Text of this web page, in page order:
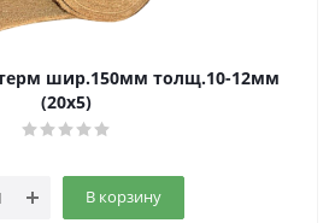
шир.150мм толщ.10-12мм
(20х5)
В корзину